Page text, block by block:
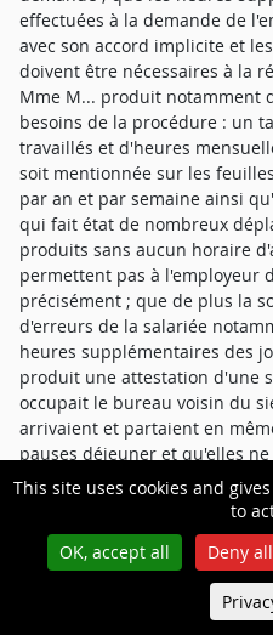
This site uses cookies and
to
OK, accept all
Deny
effectuées à la demande de
avec son accord implicite et
doivent être nécessaires à la
Mme M... produit notamment
besoins de la procédure : un
travaillés et d'heures
soit mentionnée sur les
par an et par semaine ainsi
qui fait état de nombreux
produits sans aucun horaire
permettent pas à l'employeur
précisément ; que de plus la
d'erreurs de la salariée
heures supplémentaires des
produit une attestation d'une
occupait le bureau voisin du
arrivaient et partaient en
pauses déjeuner et qu'elles
supplémentaires ; que
certains déplacements
d'avion étaient des
déplacements mentionnés
relevé de vols qu'elle produit ;
que ce relevé ne mentionne